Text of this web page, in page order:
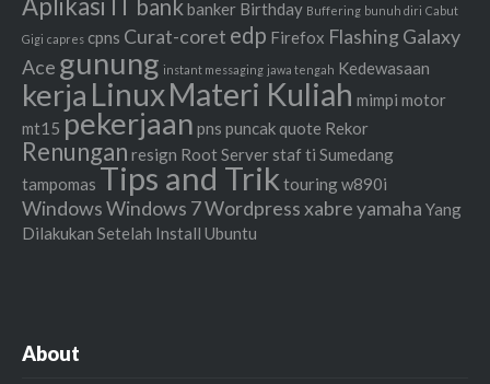
Aplikasi IT bank banker Birthday Buffering bunuh diri Cabut
Gigi capres cpns Curat-coret edp Firefox Flashing Galaxy
Ace gunung instant messaging jawa tengah Kedewasaan
kerja LinuxMateri Kuliah mimpi motor
mt15 pekerjaan pns puncakquote Rekor
Renungan resign Root Server staf ti Sumedang
tampomas Tips and Trik touringw890i
WindowsWindows 7Wordpressxabreyamaha Yang
Dilakukan Setelah Install Ubuntu
About